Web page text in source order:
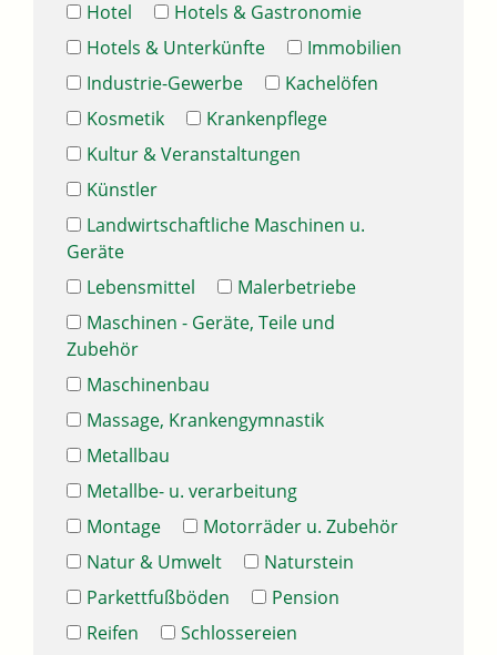
Hotel
Hotels & Gastronomie
Hotels & Unterkünfte
Immobilien
Industrie-Gewerbe
Kachelöfen
Kosmetik
Krankenpflege
Kultur & Veranstaltungen
Künstler
Landwirtschaftliche Maschinen u.
Geräte
Lebensmittel
Malerbetriebe
Maschinen - Geräte, Teile und
Zubehör
Maschinenbau
Massage, Krankengymnastik
Metallbau
Metallbe- u. verarbeitung
Montage
Motorräder u. Zubehör
Natur & Umwelt
Naturstein
Parkettfußböden
Pension
Reifen
Schlossereien